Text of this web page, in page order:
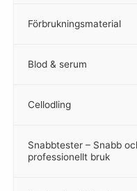
Förbrukningsmaterial
Blod & serum
Cellodling
–
Snabbtester – Snabb
professionellt bruk
–